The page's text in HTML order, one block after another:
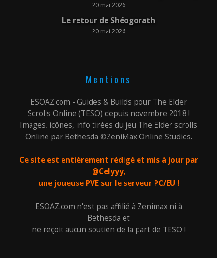
20 mai 2026
Le retour de Shéogorath
20 mai 2026
Mentions
ESOAZ.com - Guides & Builds pour The Elder
Scrolls Online (TESO) depuis novembre 2018 !
Images, icônes, info tirées du jeu The Elder scrolls
Online par Bethesda ©ZeniMax Online Studios.
Ce site est entièrement rédigé et mis à jour par
@Celyyy,
une joueuse PVE sur le serveur PC/EU !
ESOAZ.com n'est pas affilié à Zenimax ni à
Bethesda et
ne reçoit aucun soutien de la part de TESO !